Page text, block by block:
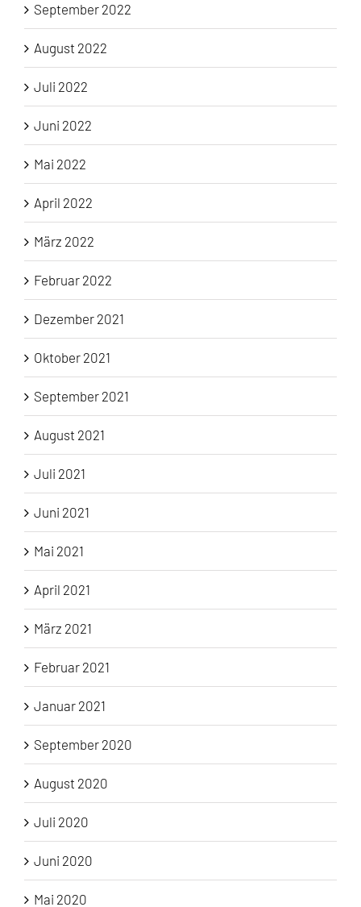
September 2022
August 2022
Juli 2022
Juni 2022
Mai 2022
April 2022
März 2022
Februar 2022
Dezember 2021
Oktober 2021
September 2021
August 2021
Juli 2021
Juni 2021
Mai 2021
April 2021
März 2021
Februar 2021
Januar 2021
September 2020
August 2020
Juli 2020
Juni 2020
Mai 2020